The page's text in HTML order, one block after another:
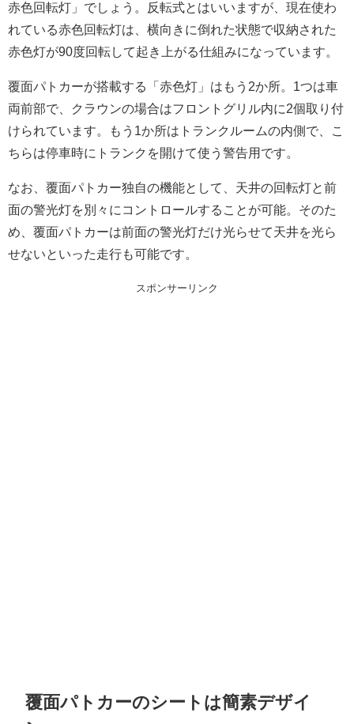
赤色回転灯」でしょう。反転式とはいいますが、現在使わ
れている赤色回転灯は、横向きに倒れた状態で収納された
赤色灯が90度回転して起き上がる仕組みになっています。
覆面パトカーが搭載する「赤色灯」はもう2か所。1つは車
両前部で、クラウンの場合はフロントグリル内に2個取り付
けられています。もう1か所はトランクルームの内側で、こ
ちらは停車時にトランクを開けて使う警告用です。
なお、覆面パトカー独自の機能として、天井の回転灯と前
面の警光灯を別々にコントロールすることが可能。そのた
め、覆面パトカーは前面の警光灯だけ光らせて天井を光ら
せないといった走行も可能です。
スポンサーリンク
覆面パトカーのシートは簡素デザイ